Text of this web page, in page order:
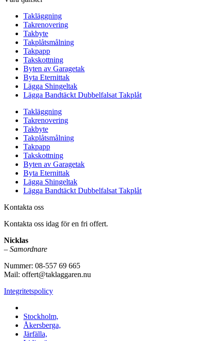
Takläggning
Takrenovering
Takbyte
Takplåtsmålning
Takpapp
Takskottning
Byten av Garagetak
Byta Eternittak
Lägga Shingeltak
Lägga Bandtäckt Dubbelfalsat Takplåt
Takläggning
Takrenovering
Takbyte
Takplåtsmålning
Takpapp
Takskottning
Byten av Garagetak
Byta Eternittak
Lägga Shingeltak
Lägga Bandtäckt Dubbelfalsat Takplåt
Kontakta oss
Kontakta oss idag för en fri offert.
Nicklas
– Samordnare
Nummer: 08-557 69 665
Mail: offert@taklaggaren.nu
Integritetspolicy
Stockholm,
Åkersberga,
Järfälla,